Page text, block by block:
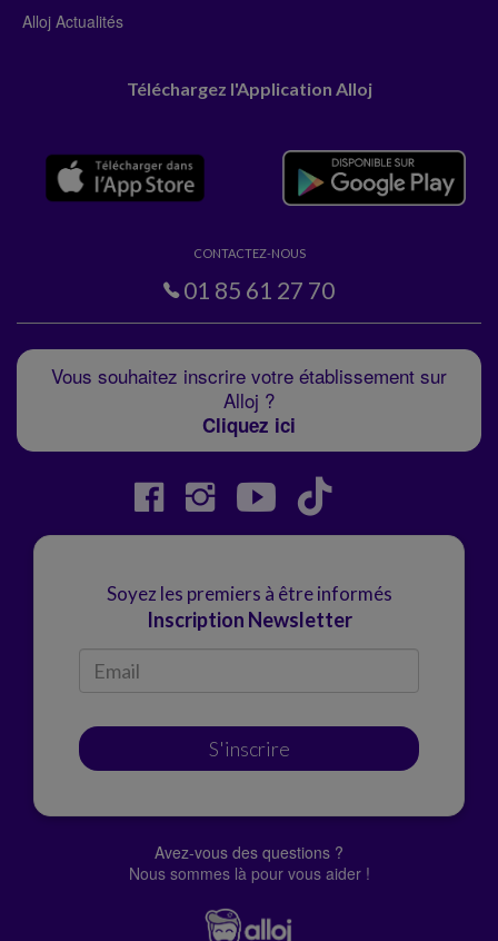
Alloj Actualités
Téléchargez l'Application Alloj
CONTACTEZ-NOUS
01 85 61 27 70
Vous souhaitez inscrire votre établissement sur
Alloj ?
Cliquez ici
Soyez les premiers à être informés
Inscription Newsletter
S'inscrire
Avez-vous des questions ?
Nous sommes là pour vous aider !